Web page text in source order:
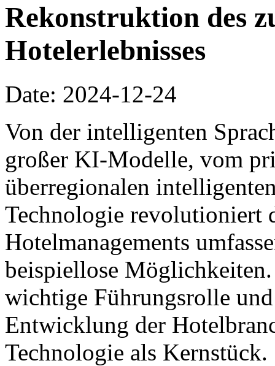
Rekonstruktion des
Hotelerlebnisses
Date: 2024-12-24
Von der intelligenten
großer KI-Modelle, vom
überregionalen
Technologie revolutioniert
Hotelmanagements
beispiellose
wichtige Führungsrolle
Entwicklung der
Technologie als Kernstück.